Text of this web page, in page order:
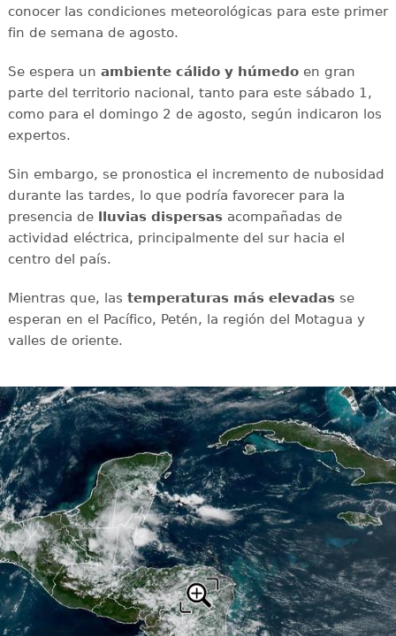
conocer las condiciones meteorológicas para este primer
fin de semana de agosto.
Se espera un ambiente cálido y húmedoen gran
parte del territorio nacional, tanto para este sábado 1,
como para el domingo 2 de agosto, según indicaron los
expertos.
Sin embargo, se pronostica el incremento de nubosidad
durante las tardes, lo que podría favorecer para la
presencia de
lluvias dispersasacompañadas de
actividad eléctrica, principalmente del sur hacia el
centro del país.
Mientras que, las temperaturas más elevadasse
esperan en el Pacífico, Petén, la región del Motagua y
valles de oriente.